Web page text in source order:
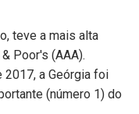
teve a mais alta
Poor's (AAA).
2017, a Geórgia foi
(número 1) do